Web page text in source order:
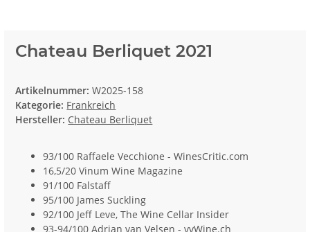
Chateau Berliquet 2021
Artikelnummer:W2025-158
Kategorie: Frankreich
Hersteller: Chateau Berliquet
93/100 Raffaele Vecchione - WinesCritic.com
16,5/20 Vinum Wine Magazine
91/100 Falstaff
95/100 James Suckling
92/100 Jeff Leve, The Wine Cellar Insider
93-94/100 Adrian van Velsen - vvWine.ch